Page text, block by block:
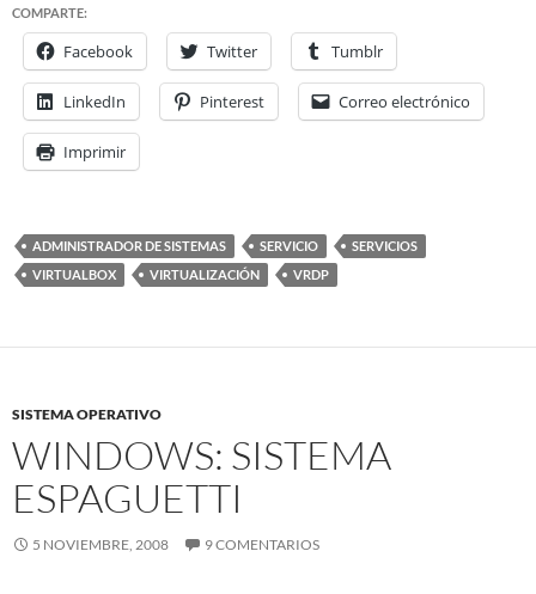
COMPARTE:
Facebook Twitter Tumblr
LinkedIn Pinterest Correo electrónico
Imprimir
ADMINISTRADOR DE SISTEMAS SERVICIO
SERVICIOS
VIRTUALBOX
VIRTUALIZACIÓN VRDP
SISTEMA OPERATIVO
WINDOWS: SISTEMA
ESPAGUETTI
5 NOVIEMBRE, 2008 9 COMENTARIOS